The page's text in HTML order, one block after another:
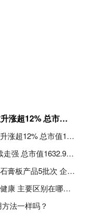
多牛科技(01961.HK)再度拉升涨超12% 总市值11.8亿港元
多牛科技(01961.HK)再度拉升涨超12% 总市值11.8亿港元
百济神州(6160.HK)股价继续走强 总市值1632.94亿港元
南昌市市场监管局抽查纸面石膏板产品5批次 企业合格率80%
石膏豆腐和卤水豆腐哪个更健康 主要区别在哪里？
法一样吗？